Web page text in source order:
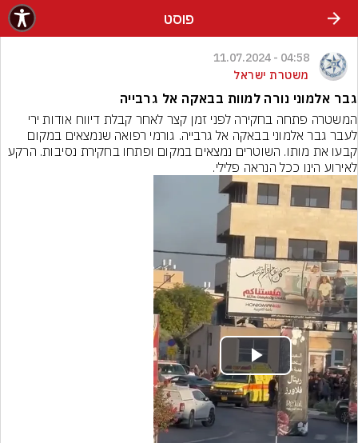
פוסט
04:58 - 11.07.2024
משטרת ישראל
גבר אלמוני נורה למוות בבאקה אל גרבייה
לאירוע הינו ככל הנראה פלילי.
Play
Video